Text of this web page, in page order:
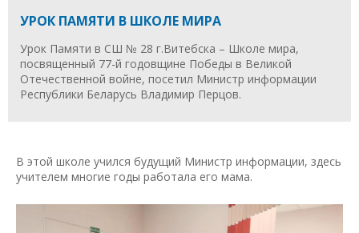
УРОК ПАМЯТИ В ШКОЛЕ МИРА
Урок Памяти в СШ № 28 г.Витебска – Школе мира,
посвященный 77-й годовщине Победы в Великой
Отечественной войне, посетил Министр информации
Республики Беларусь Владимир Перцов.
В этой школе учился будущий Министр информации, здесь
учителем многие годы работала его мама.